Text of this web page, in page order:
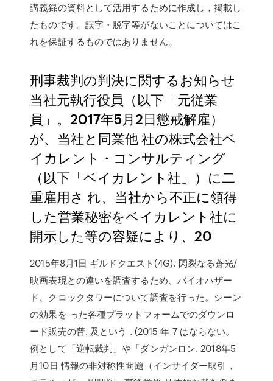
講義録の資料として活用するために作成し，掲載し
たものです。誤字・脱字等がないことについてはこ
れを保証するものではありません。
刑事裁判の判決に関するお知らせ
当社元執行役員（以下「元従業
員」。2017年5月2日懲戒解雇）
が、当社と同業他 社の株式会社ベ
イカレント・コンサルティング
（以下「ベイカレント社」）に二
重雇用さ れ、当社から不正に領得
した営業秘密をベイカレント社に
開示した等の容疑により、20
2015年8月1日 ギルドクエスト(4G). 閃裂なる蒼光/
映画表現との違いを調査するため、バイオハザー
ド、クロックタワーについて調査を行った。シーン
の効果を った各種プラットフォームでのダウンロ
ード販売の普. 及という . (2015 年 7 はならない。
例として「逆転裁判」や「ダンガンロン. 2018年5
月10日 情報の非対称性問題（インサイダー取引，